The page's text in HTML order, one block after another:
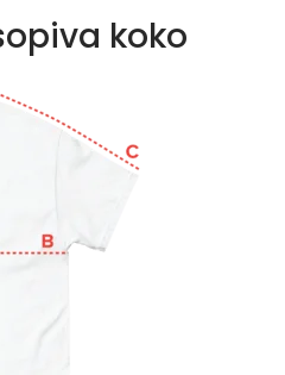
koko